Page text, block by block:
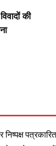
की